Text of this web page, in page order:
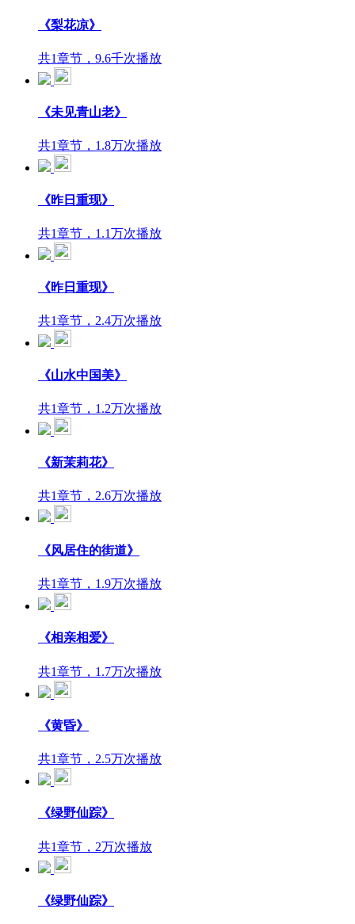
《梨花凉》
共1章节，9.6千次播放
《未见青山老》
共1章节，1.8万次播放
《昨日重现》
共1章节，1.1万次播放
《昨日重现》
共1章节，2.4万次播放
《山水中国美》
共1章节，1.2万次播放
《新茉莉花》
共1章节，2.6万次播放
《风居住的街道》
共1章节，1.9万次播放
《相亲相爱》
共1章节，1.7万次播放
《黄昏》
共1章节，2.5万次播放
《绿野仙踪》
共1章节，2万次播放
《绿野仙踪》